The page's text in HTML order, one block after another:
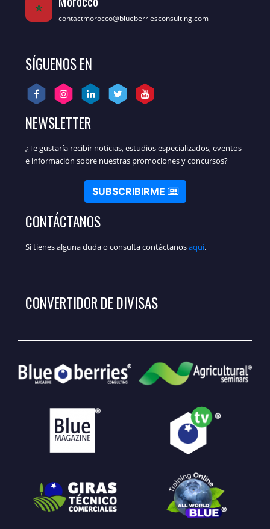
contactmorocco@blueberriesconsulting.com
SÍGUENOS EN
NEWSLETTER
¿Te gustaría recibir noticias, estudios especializados, eventos
e información sobre nuestras promociones y concursos?
SUBSCRIBIRME
CONTÁCTANOS
Si tienes alguna duda o consulta contáctanosaquí.
CONVERTIDOR DE DIVISAS